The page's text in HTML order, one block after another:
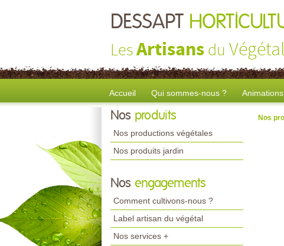
DESSAPT
LesArtisans du Végétal
Accueil Qui sommes-nous ? Animations
Nos produits
Nos productions végétales
Nos produits jardin
Nos engagements
Comment cultivons-nous ?
Label artisan du végétal
Nos services +
Nos